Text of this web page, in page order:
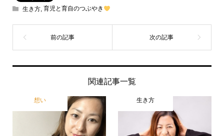
生き方, 育児と育自のつぶやき
関連記事一覧
想い 生き方